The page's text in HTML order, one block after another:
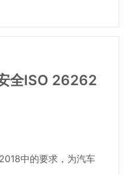
全ISO 26262
中的要求，为汽车